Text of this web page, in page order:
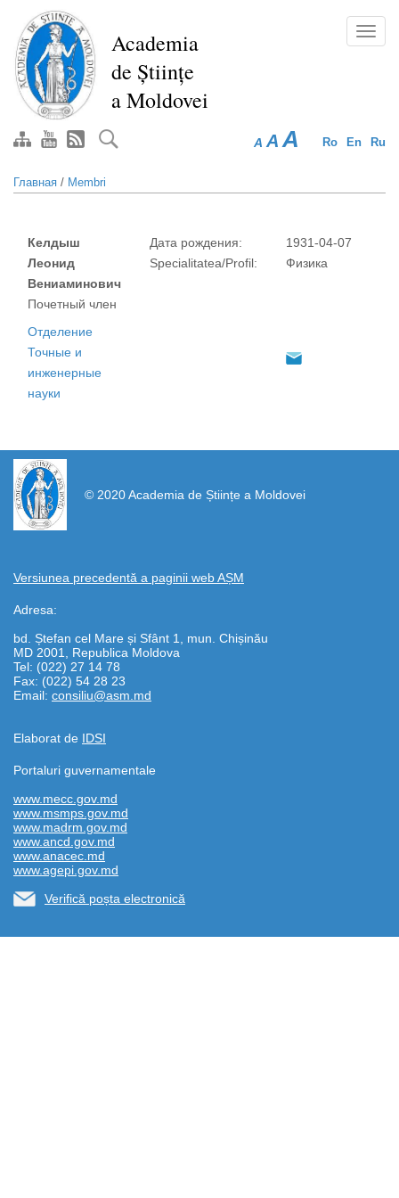
Перейти
основному
содержанию
Academia
de Științe
a Moldovei
Ro En Ru
A A A
Главная / Membri
Келдыш
Леонид
Вениаминович
Почетный член
Дата рождения:
Specialitatea/Profil:
1931-04-07
Физика
Отделение
Точные и
инженерные
науки
© 2020 Academia de Științe a Moldovei
Versiunea precedentă a paginii web AȘM
Adresa:
bd. Ștefan cel Mare și Sfânt 1, mun. Chișinău
MD 2001, Republica Moldova
Tel: (022) 27 14 78
Fax: (022) 54 28 23
Email: consiliu@asm.md
Elaborat de IDSI
https://propletenie.ru/
Portaluri guvernamentale
www.mecc.gov.md
www.msmps.gov.md
www.madrm.gov.md
www.ancd.gov.md
www.anacec.md
www.agepi.gov.md
Verifică poșta electronică